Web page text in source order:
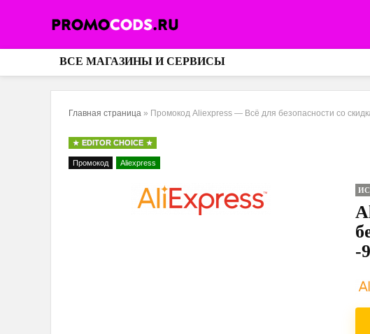
ВСЕ МАГАЗИНЫ И СЕРВИСЫ
Главная страница » Промокод Aliexpress — Всё для безопасности со
EDITOR CHOICE
Промокод Aliexpress
-